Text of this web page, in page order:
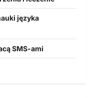
języka
SMS-ami